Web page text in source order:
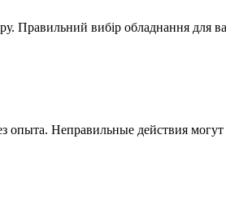
Правильний вибір обладнання для
опыта. Неправильные действия